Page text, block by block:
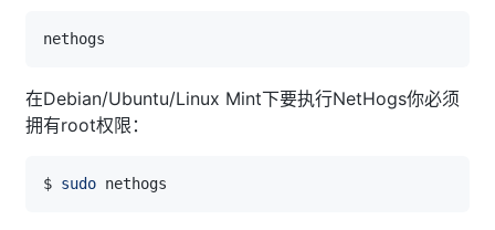
在Debian/Ubuntu/Linux Mint下要执行NetHogs你必须
拥有root权限：
$ sudo